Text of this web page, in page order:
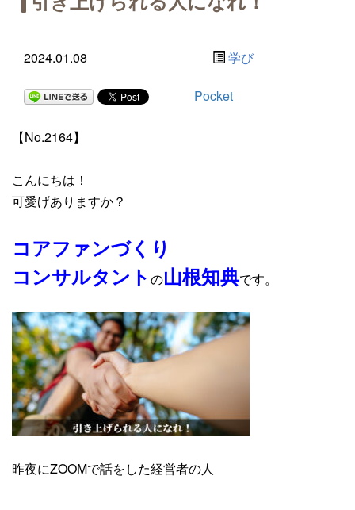
2024.01.08 学び
Pocket
【No.2164】
こんにちは！
可愛げありますか？
コアファンづくり
コンサルタント の山根知典です。
昨夜にZOOMで話をした経営者の人